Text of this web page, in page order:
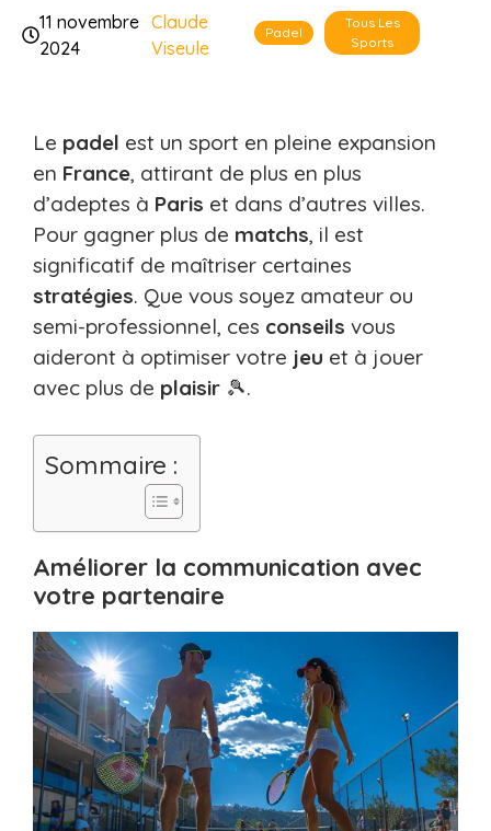
11 novembre
2024
Claude
Viseule
Padel
Tous Les
Sports
Le padel est un sport en pleine expansion
en France, attirant de plus en plus
d’adeptes à Paris et dans d’autres villes.
Pour gagner plus de matchs, il est
significatif de maîtriser certaines
stratégies. Que vous soyez amateur ou
semi-professionnel, ces conseils vous
aideront à optimiser votre jeu et à jouer
avec plus de plaisir 🎾.
Sommaire :
Améliorer la communication avec
votre partenaire